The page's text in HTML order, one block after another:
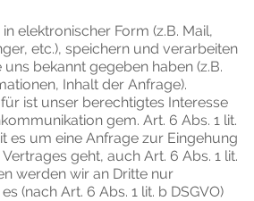
elektronischer Form (z.B. Mail,
etc.), speichern und verarbeiten
uns bekannt gegeben haben (z.B.
Inhalt der Anfrage).
ist unser berechtigtes Interesse
gem. Art. 6 Abs. 1 lit.
es um eine Anfrage zur Eingehung
geht, auch Art. 6 Abs. 1 lit.
werden wir an Dritte nur
(nach Art. 6 Abs. 1 lit. b DSGVO)